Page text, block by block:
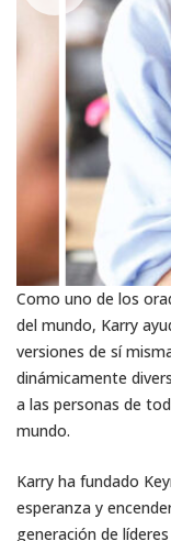
Como uno de los
del mundo, Karry
versiones de sí
dinámicamente
a las personas de
mundo.
Karry ha fundado
esperanza y
generación de